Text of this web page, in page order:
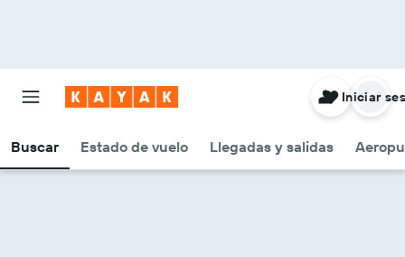
Buscar Estado de vuelo Llegadas y salidas
Iniciar